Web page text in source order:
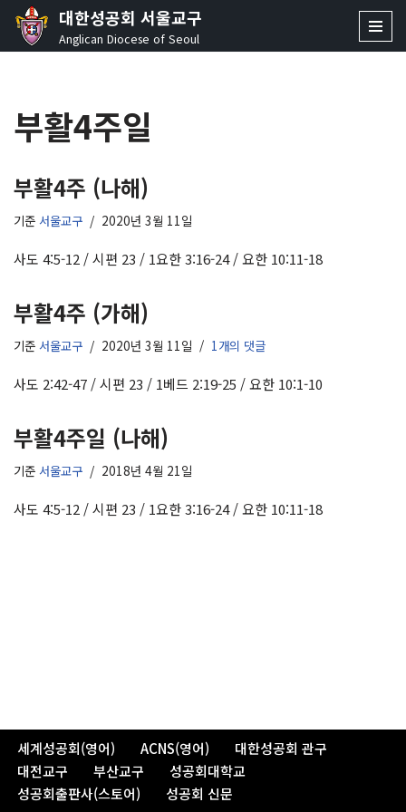
콘
로
건
뛰
기
대한성공회 서울교구
Anglican Diocese of Seoul
부활4주일
부활4주 (나해)
기준 서울교구 2020년 3월 11일
사도 4:5-12 / 시편 23 / 1요한 3:16-24 / 요한 10:11-18
부활4주 (가해)
기준 서울교구 2020년 3월 11일 1개의 댓글
사도 2:42-47 / 시편 23 / 1베드 2:19-25 / 요한 10:1-10
부활4주일 (나해)
기준 서울교구 2018년 4월 21일
사도 4:5-12 / 시편 23 / 1요한 3:16-24 / 요한 10:11-18
세계성공회(영어) ACNS(영어)
대한성공회 관구
대전교구
부산교구
성공회대학교
성공회출판사(스토어)
성공회 신문